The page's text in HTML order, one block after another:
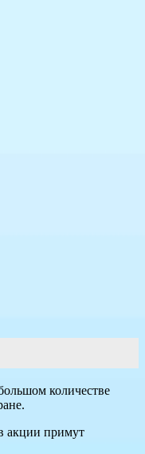
количестве
акции примут